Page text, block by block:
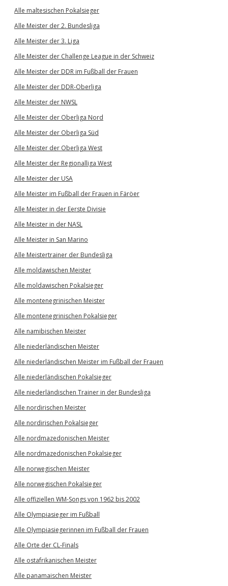
Alle maltesischen Pokalsieger
Alle Meister der 2. Bundesliga
Alle Meister der 3. Liga
Alle Meister der Challenge League in der Schweiz
Alle Meister der DDR im Fußball der Frauen
Alle Meister der DDR-Oberliga
Alle Meister der NWSL
Alle Meister der Oberliga Nord
Alle Meister der Oberliga Süd
Alle Meister der Oberliga West
Alle Meister der Regionalliga West
Alle Meister der USA
Alle Meister im Fußball der Frauen in Färöer
Alle Meister in der Eerste Divisie
Alle Meister in der NASL
Alle Meister in San Marino
Alle Meistertrainer der Bundesliga
Alle moldawischen Meister
Alle moldawischen Pokalsieger
Alle montenegrinischen Meister
Alle montenegrinischen Pokalsieger
Alle namibischen Meister
Alle niederländischen Meister
Alle niederländischen Meister im Fußball der Frauen
Alle niederländischen Pokalsieger
Alle niederländischen Trainer in der Bundesliga
Alle nordirischen Meister
Alle nordirischen Pokalsieger
Alle nordmazedonischen Meister
Alle nordmazedonischen Pokalsieger
Alle norwegischen Meister
Alle norwegischen Pokalsieger
Alle offiziellen WM-Songs von 1962 bis 2002
Alle Olympiasieger im Fußball
Alle Olympiasiegerinnen im Fußball der Frauen
Alle Orte der CL-Finals
Alle ostafrikanischen Meister
Alle panamaischen Meister